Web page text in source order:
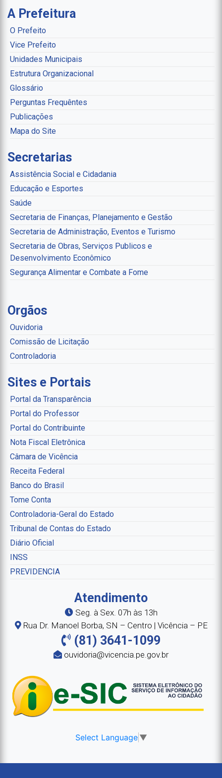
A Prefeitura
O Prefeito
Vice Prefeito
Unidades Municipais
Estrutura Organizacional
Glossário
Perguntas Frequêntes
Publicações
Mapa do Site
Secretarias
Assistência Social e Cidadania
Educação e Esportes
Saúde
Secretaria de Finanças, Planejamento e Gestão
Secretaria de Administração, Eventos e Turismo
Secretaria de Obras, Serviços Publicos e
Desenvolvimento Econômico
Segurança Alimentar e Combate a Fome
Orgãos
Ouvidoria
Comissão de Licitação
Controladoria
Sites e Portais
Portal da Transparência
Portal do Professor
Portal do Contribuinte
Nota Fiscal Eletrônica
Câmara de Vicência
Receita Federal
Banco do Brasil
Tome Conta
Controladoria-Geral do Estado
Tribunal de Contas do Estado
Diário Oficial
INSS
PREVIDENCIA
Atendimento
Seg. à Sex. 07h às 13h
Rua Dr. Manoel Borba, SN – Centro | Vicência – PE
(81) 3641-1099
ouvidoria@vicencia.pe.gov.br
Select Language ▼